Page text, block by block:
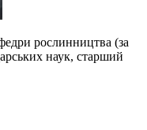
рослинництва (за
наук, старший